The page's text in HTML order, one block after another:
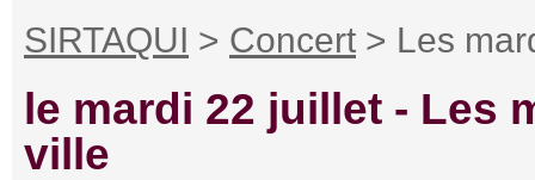
SIRTAQUI > Concert > Les
le mardi 22 juillet - Les
ville